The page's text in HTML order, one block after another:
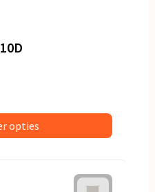
opties